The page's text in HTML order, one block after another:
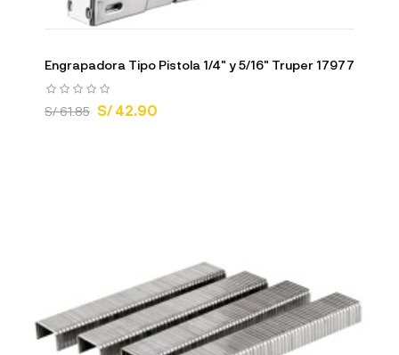
Engrapadora Tipo Pistola 1/4" y 5/16" Truper 17977
S/ 61.85 S/ 42.90